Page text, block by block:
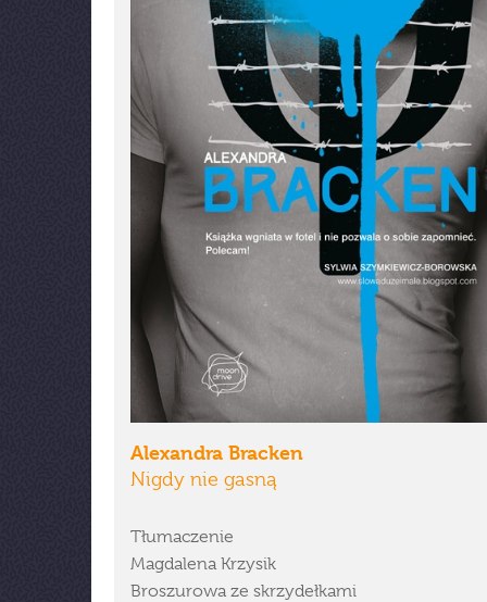
Alexandra Bracken
Nigdy nie gasną
Tłumaczenie
Magdalena Krzysik
Broszurowa ze skrzydełkami